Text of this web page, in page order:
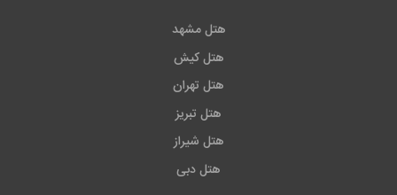
هتل مشهد
هتل کیش
هتل تهران
هتل تبریز
هتل شیراز
هتل دبی